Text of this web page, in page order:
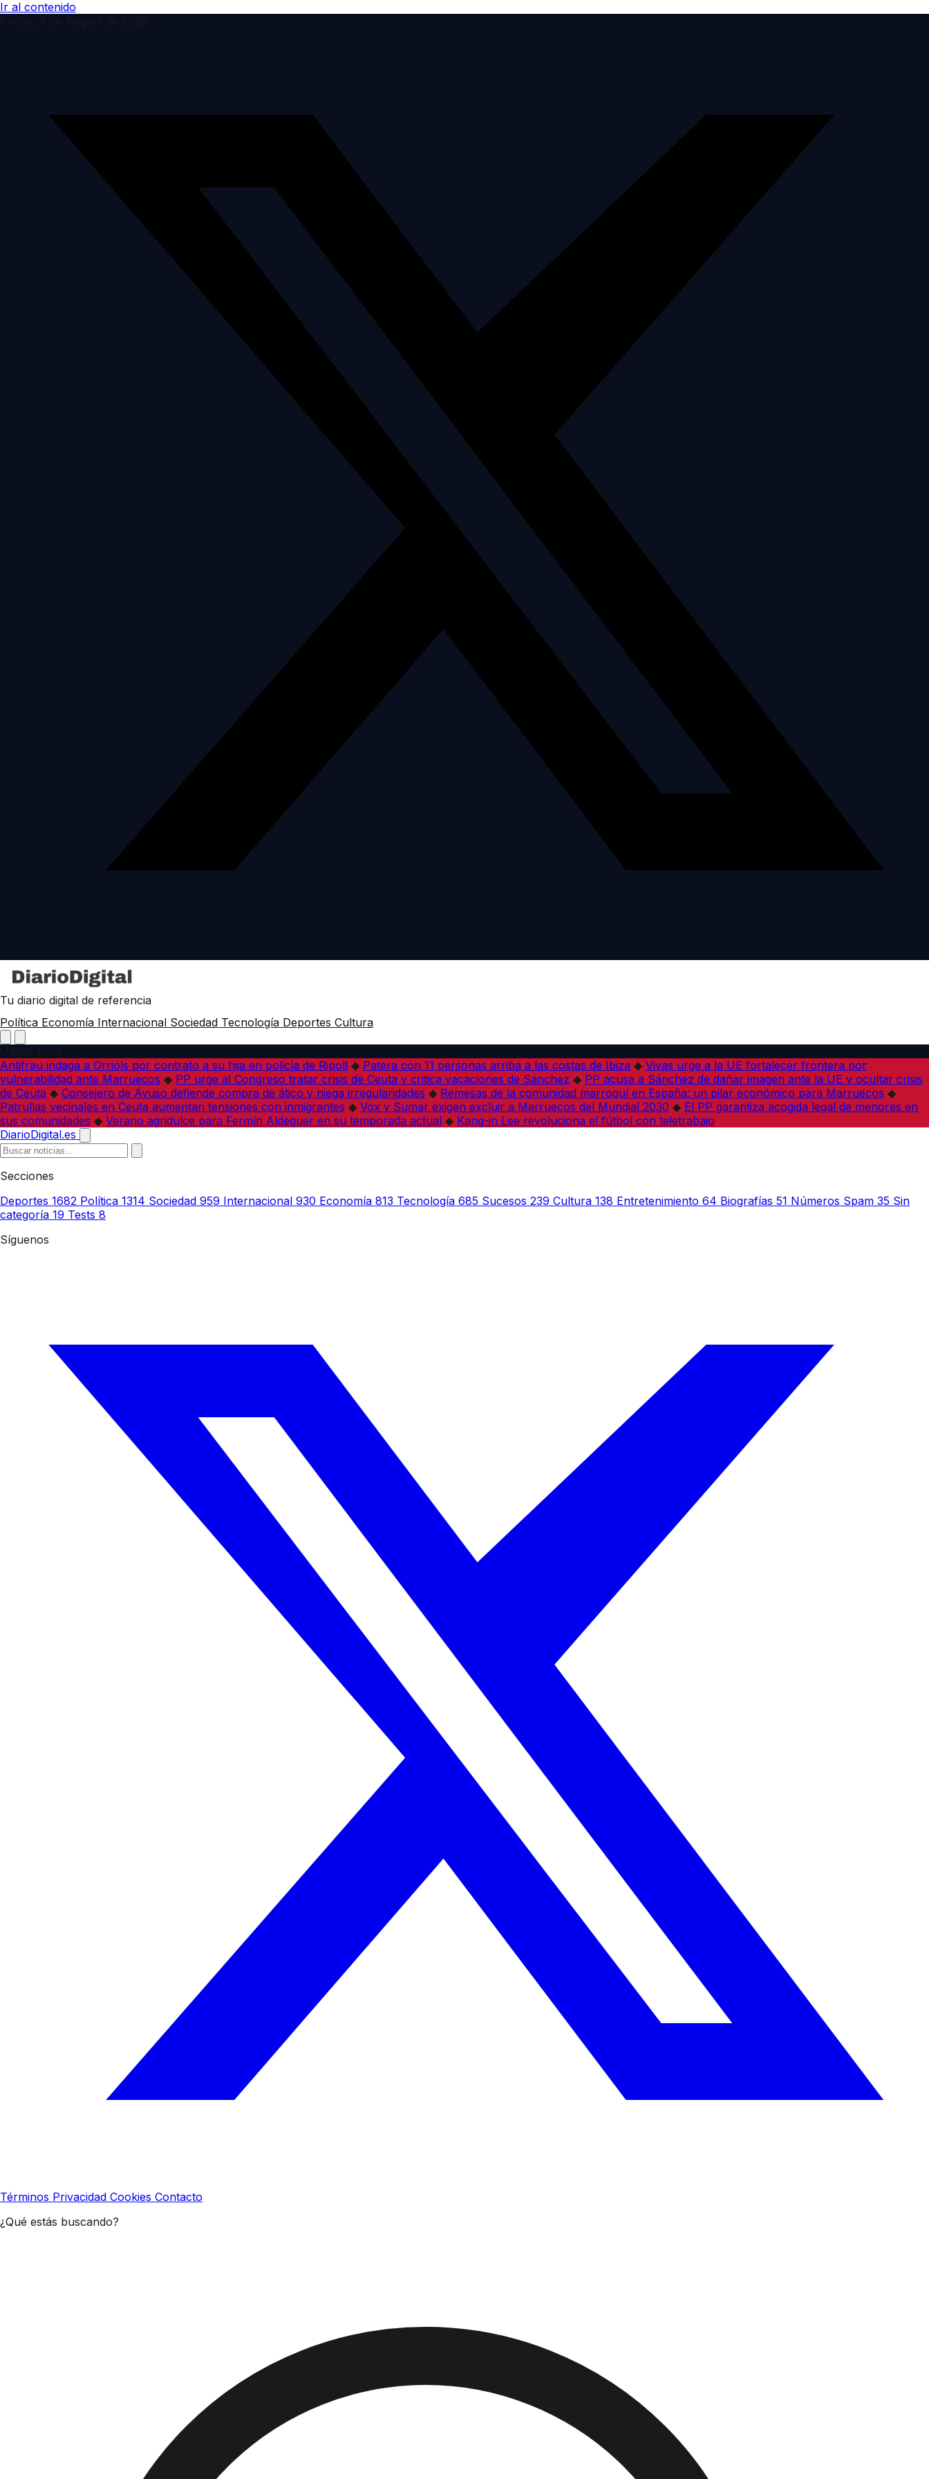
Ir al contenido
Tu diario digital de referencia
Política Economía Internacional Sociedad Tecnología Deportes Cultura
Antifrau indaga a Orriols por contrato a su hija en policía de Ripoll ◆ Patera con 11 personas arriba a las costas de Ibiza ◆ Vivas urge a la UE fortalecer frontera por
vulnerabilidad ante Marruecos ◆ PP urge al Congreso tratar crisis de Ceuta y critica vacaciones de Sánchez ◆ PP acusa a Sánchez de dañar imagen ante la UE y ocultar crisis
de Ceuta ◆ Consejero de Ayuso defiende compra de ático y niega irregularidades ◆ Remesas de la comunidad marroquí en España: un pilar económico para Marruecos ◆
Patrullas vecinales en Ceuta aumentan tensiones con inmigrantes ◆ Vox y Sumar exigen excluir a Marruecos del Mundial 2030 ◆ El PP garantiza acogida legal de menores en
sus comunidades ◆ Verano agridulce para Fermín Aldeguer en su temporada actual ◆ Kang-in Lee revoluciona el fútbol con teletrabajo
DiarioDigital.es
Secciones
Deportes 1682 Política 1314 Sociedad 959 Internacional 930 Economía 813 Tecnología 685 Sucesos 239 Cultura 138 Entretenimiento 64 Biografías 51 Números Spam 35 Sin
categoría 19 Tests 8
Síguenos
Términos Privacidad Cookies Contacto
¿Qué estás buscando?